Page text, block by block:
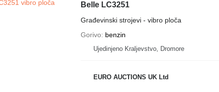
Belle LC3251
Građevinski strojevi - vibro ploča
Gorivo
benzin
Ujedinjeno Kraljevstvo, Dromore
EURO AUCTIONS UK Ltd